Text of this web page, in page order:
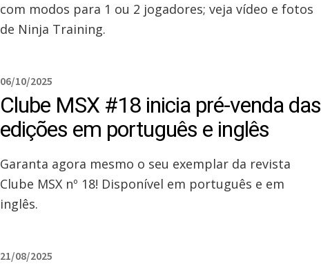
com modos para 1 ou 2 jogadores; veja vídeo e fotos
de Ninja Training.
06/10/2025
Clube MSX #18 inicia pré-venda das
edições em português e inglês
Garanta agora mesmo o seu exemplar da revista
Clube MSX nº 18! Disponível em português e em
inglês.
21/08/2025